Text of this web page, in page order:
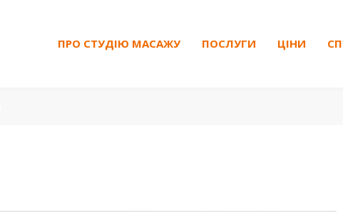
ПРО СТУДІЮ МАСАЖУ ПОСЛУГИ ЦІНИ